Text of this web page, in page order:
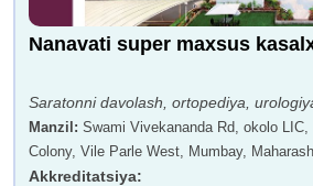
Nanavati super maxsus
Saratonni davolash, ortopediya,
Manzil : Swami Vivekananda Rd, okolo
Colony, Vile Parle West, Mumbay,
Akkreditatsiya: